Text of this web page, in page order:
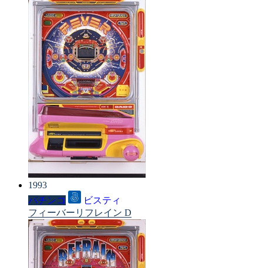
1993
パチンコ
ビスティ
フィーバーリフレイン D